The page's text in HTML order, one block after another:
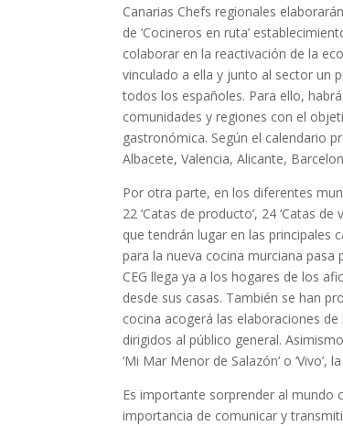
Canarias Chefs regionales
de ‘Cocineros en ruta’
colaborar en la reactivación de la
vinculado a ella y junto al sector un
todos los españoles. Para ello,
comunidades y regiones con el
gastronómica. Según el calendario
Albacete, Valencia, Alicante,
Por otra parte, en los diferentes
22 ‘Catas de producto’, 24 ‘Catas
que tendrán lugar en las principales
para la nueva cocina murciana pasa
CEG llega ya a los hogares de los
desde sus casas. También se han
cocina acogerá las elaboraciones
dirigidos al público general.
‘Mi Mar Menor de Salazón’ o
Es importante sorprender al mundo
importancia de comunicar y